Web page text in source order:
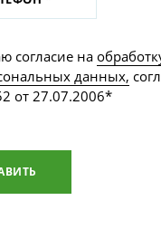
согласие на
данных,
от 27.07.2006*